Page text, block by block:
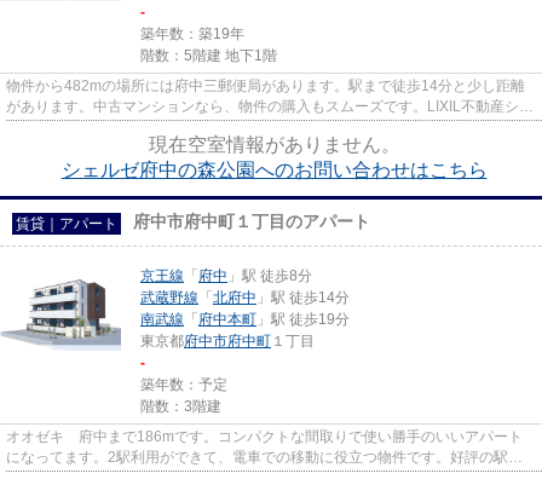
-
築年数：築19年
階数：5階建 地下1階
物件から482mの場所には府中三郵便局があります。駅まで徒歩14分と少し距離
があります。中古マンションなら、物件の購入もスムーズです。LIXIL不動産ショ
現在空室情報がありません。
シェルゼ府中の森公園へのお問い合わせはこちら
賃貸｜アパート 府中市府中町１丁目のアパート
京王線 「 府中 」駅 徒歩8分
武蔵野線 「 北府中 」駅 徒歩14分
南武線 「 府中本町 」駅 徒歩19分
東京都府中市府中町 １丁目
-
築年数：予定
階数：3階建
オオゼキ 府中まで186mです。コンパクトな間取りで使い勝手のいいアパート
になってます。2駅利用ができて、電車での移動に役立つ物件です。好評の駅近